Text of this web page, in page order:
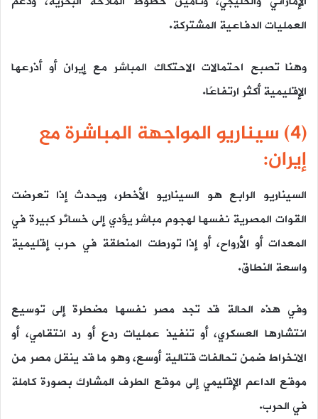
العمليات الدفاعية المشتركة.
وهنا تصبح احتمالات الاحتكاك المباشر مع إيران أو أذرعها
الإقليمية أكثر ارتفاعًا.
(4) سيناريو المواجهة المباشرة مع
إيران:
السيناريو الرابع هو السيناريو الأخطر، ويحدث إذا تعرضت
القوات المصرية نفسها لهجوم مباشر يؤدي إلى خسائر كبيرة في
المعدات أو الأرواح، أو إذا تورطت المنطقة في حرب إقليمية
واسعة النطاق.
وفي هذه الحالة قد تجد مصر نفسها مضطرة إلى توسيع
انتشارها العسكري، أو تنفيذ عمليات ردع أو رد انتقامي، أو
الانخراط ضمن تحالفات قتالية أوسع، وهو ما قد ينقل مصر من
موقع الداعم الإقليمي إلى موقع الطرف المشارك بصورة كاملة
في الحرب.